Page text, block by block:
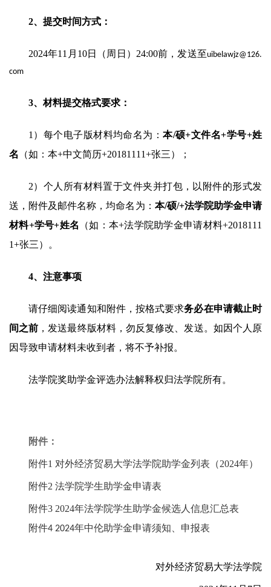
2、提交时间方式 ：
2024年11月 10日（周日 ）24:00前，发送至uibelawjz@126.
com
3、材料提交格式要求：
1）每个电子版材料均命名为：本/硕+文件名+学号+姓
名
（如： 本+中文简历+20181111+张三）；
2）个人所有材料置于文件夹并打包，以附件的形式发
送，附件及邮件名称，均命名为： 本/硕/+法学院助学金申请
材料+学号+姓名 （如： 本+法学院助学金申请材料+2018111
1+张三）。
4、注意事项
请仔细阅读通知和附件，按格式要求务必在申请截止时
间之前 ，发送最终版材料，勿反复修改、发送。如因个人原
因导致申请材料未收到者，将不予补报。
法学院奖助学金评选办法解释权归法学院所有。
附件：
附件1 对外经济贸易大学法学院助学金列表（2024年）
附件2 法学院学生助学金申请表
附件3 2024年法学院学生助学金候选人信息汇总表
附件4 2024年中伦助学金申请须知、申报表
对外经济贸易大学法学院